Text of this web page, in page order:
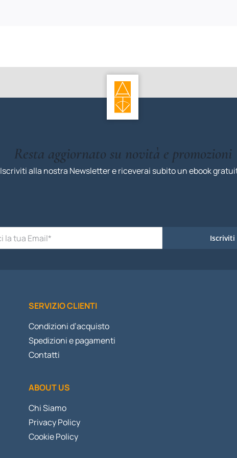
Resta aggiornato su novità e promozioni
Iscriviti alla nostra Newsletter e riceverai subito un ebook
Iscriviti
SERVIZIO CLIENTI
Condizioni d’acquisto
Spedizioni e pagamenti
Contatti
ABOUT US
Chi Siamo
Privacy Policy
Cookie Policy